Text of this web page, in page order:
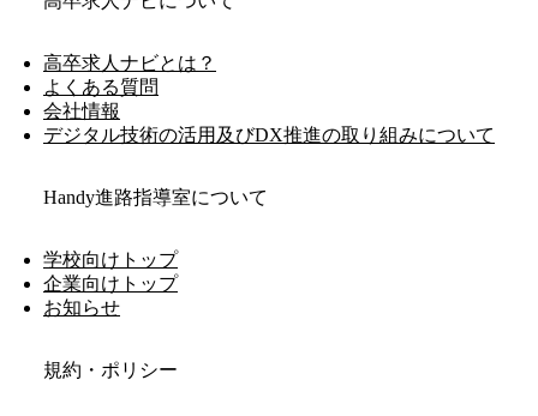
高卒求人ナビとは？
よくある質問
会社情報
デジタル技術の活用及びDX推進の取り組みについて
Handy進路指導室について
学校向けトップ
企業向けトップ
お知らせ
規約・ポリシー